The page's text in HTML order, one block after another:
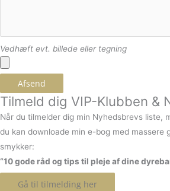
Vedhæft evt. billede eller tegning
Afsend
Tilmeld dig VIP-Klubben &
Når du tilmelder dig min Nyhedsbrevs liste,
du kan downloade min e-bog med massere
smykker:
“10 gode råd og tips til pleje af dine
Gå til tilmelding her